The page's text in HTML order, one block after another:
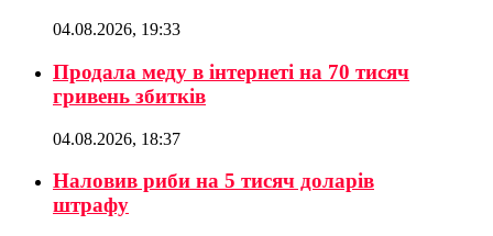
04.08.2026, 19:33
Продала меду в інтернеті на 70 тисяч
гривень збитків
04.08.2026, 18:37
Наловив риби на 5 тисяч доларів
штрафу